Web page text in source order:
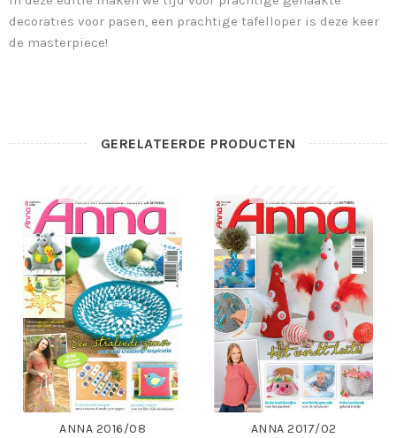
decoraties voor pasen, een prachtige tafelloper is deze keer
de masterpiece!
GERELATEERDE PRODUCTEN
ANNA 2016/08 ANNA 2017/02